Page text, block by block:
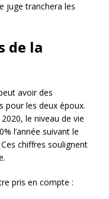
juge tranchera les
de la
avoir des
pour les deux époux.
le niveau de vie
l’année suivant le
chiffres soulignent
pris en compte :